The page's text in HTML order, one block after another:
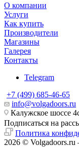
О компании
Услуги
Как купить
Производители
Магазины
Галерея
Контакты
Telegram
+7 (499) 685-46-65
info@volgadoors.ru
Калужское шоссе
Подписаться на
Политика
2026 © Volgadoors.ru